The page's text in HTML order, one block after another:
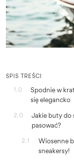
SPIS TREŚCI
1.0
Spodnie w
się elegancko
2.0
Jakie buty do
pasować?
2.1
Wiosenne
sneakersy!